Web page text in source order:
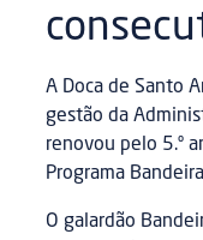
A Doca de Santo
gestão da
renovou pelo 5.º
Programa
O galardão